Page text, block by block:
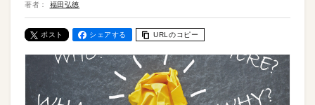
著者： 福田弘徳
ポスト シェアする URLのコピー